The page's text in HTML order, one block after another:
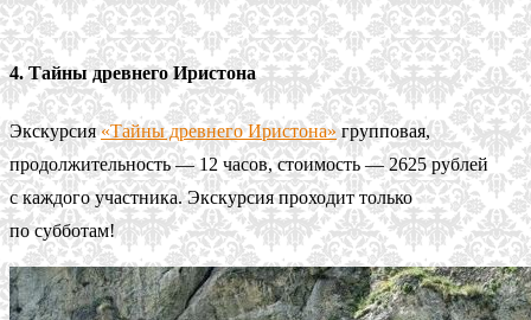
4. Тайны древнего Иристона
Экскурсия«Тайны древнего Иристона»групповая,
продолжительность — 12 часов, стоимость — 2625 рублей
с каждого участника. Экскурсия проходит только
по субботам!